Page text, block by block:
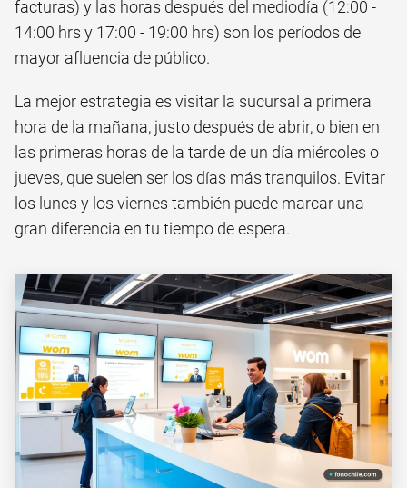
facturas) y las horas después del mediodía (12:00 -
14:00 hrs y 17:00 - 19:00 hrs) son los períodos de
mayor afluencia de público.
La mejor estrategia es visitar la sucursal a primera
hora de la mañana, justo después de abrir, o bien en
las primeras horas de la tarde de un día miércoles o
jueves, que suelen ser los días más tranquilos. Evitar
los lunes y los viernes también puede marcar una
gran diferencia en tu tiempo de espera.